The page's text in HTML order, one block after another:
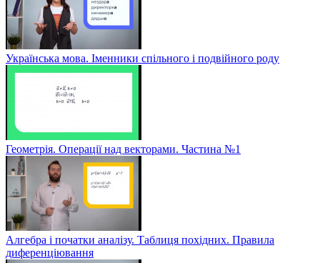
Українська мова. Іменники спільного і подвійного роду
Геометрія. Операції над векторами. Частина №1
Алгебра і початки аналізу. Таблиця похідних. Правила
диференціювання